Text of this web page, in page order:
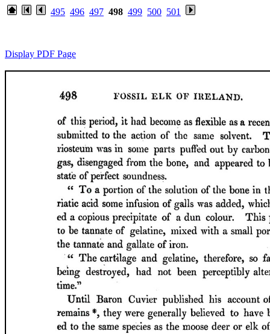
495 496 497 498 499 500 501
Display PDF Page